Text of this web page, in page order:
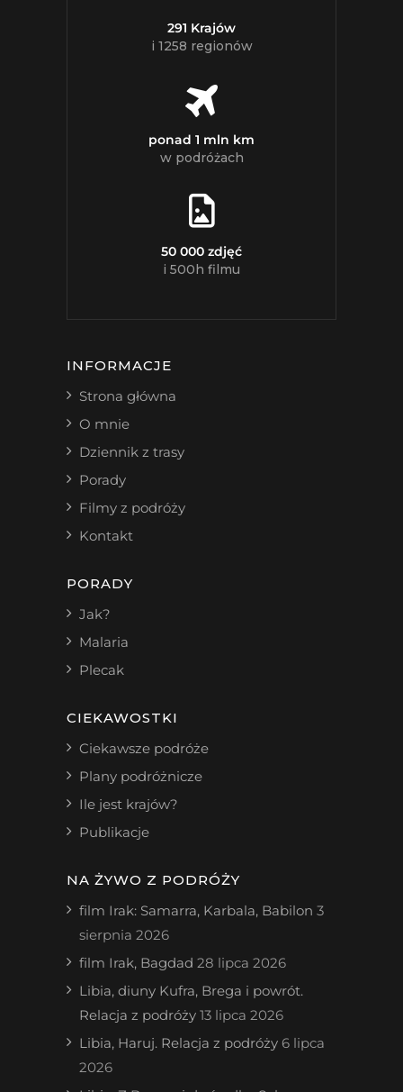
291 Krajów
i 1258 regionów
ponad 1 mln km
w podróżach
50 000 zdjęć
i 500h filmu
INFORMACJE
Strona główna
O mnie
Dziennik z trasy
Porady
Filmy z podróży
Kontakt
PORADY
Jak?
Malaria
Plecak
CIEKAWOSTKI
Ciekawsze podróże
Plany podróżnicze
Ile jest krajów?
Publikacje
NA ŻYWO Z PODRÓŻY
film Irak: Samarra, Karbala, Babilon 3
sierpnia 2026
film Irak, Bagdad 28 lipca 2026
Libia, diuny Kufra, Brega i powrót.
Relacja z podróży 13 lipca 2026
Libia, Haruj. Relacja z podróży 6 lipca
2026